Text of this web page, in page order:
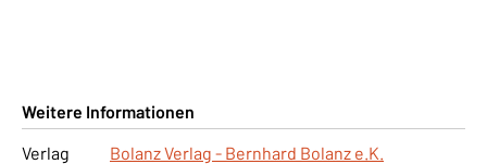
Weitere Informationen
Verlag
Bolanz Verlag - Bernhard Bolanz e.K.